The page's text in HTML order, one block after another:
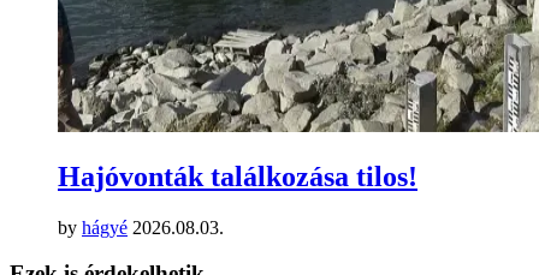
Hajóvonták találkozása tilos!
by hágyé 2026.08.03.